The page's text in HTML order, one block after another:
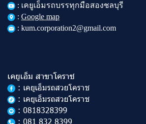
: เคยูเอ็มรถบรรทุกมือสองชลบุรี
: Google map
: kum.corporation2@gmail.com
เคยูเอ็ม สาขาโคราช
: เคยูเอ็มรถสวยโคราช
: เคยูเอ็มรถสวยโคราช
: 0818328399
: 081 832 8399